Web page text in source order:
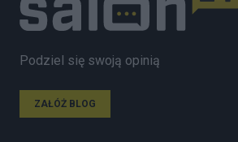
Podziel się swoją opinią
ZAŁÓŻ BLOG